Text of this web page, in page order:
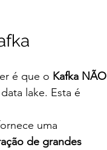
é que o Kafka NÃO
lake. Esta é
uma
de grandes